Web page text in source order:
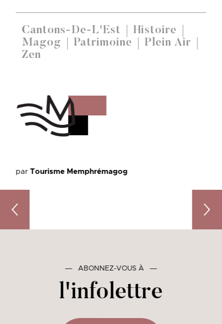
Cantons-De-L'Est Histoire
Magog Patrimoine Plein Air
Zen
parTourisme Memphrémagog
Quoi faire dans Memphrémagog en hiver : entre neige,
― ABONNEZ-VOUS À ―
l'infolettre